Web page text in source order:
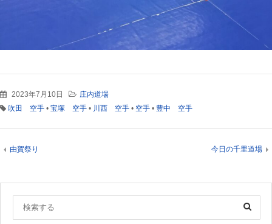
2023年7月10日
庄内道場
吹田 空手 • 宝塚 空手 • 川西 空手 • 空手 • 豊中 空手
由賀祭り 今日の千里道場